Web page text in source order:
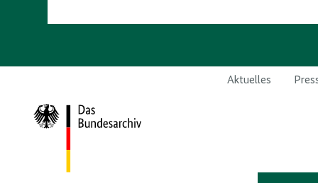
Aktuelles
Zur
Startseite